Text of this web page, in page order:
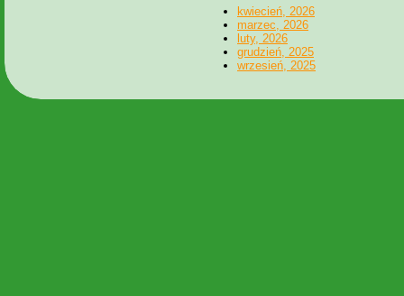
kwiecień, 2026
marzec, 2026
luty, 2026
grudzień, 2025
wrzesień, 2025